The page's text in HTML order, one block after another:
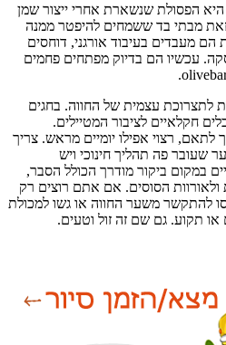
היא הפסולת שנשארת אחרי ייצור שמן
מבתי בד ששמחים להיפטר ממנה
מעבדים בעיבוד אורגני, דוחסים
עכשיו הם בדיוק מפתחים פחמים
.
לתצרוכת עצמית של החווה. בחגים
חקלאיים לציבור המטיילים.
לתאם, רצוי אפילו יומיים מראש. צריך
שעובר פה תהליך חינוכי ויש
במקום ביקור מודרך הכולל הסבר,
ולאורוות הסוסים. אם אתם רוצים רק
להתקשר משער החווה או גשו למכולת
תקוע. גם שם זה זול וטעים.